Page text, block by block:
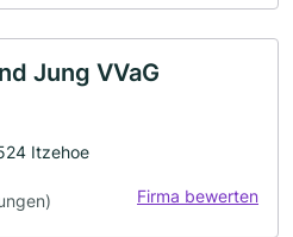
Jung VVaG
Itzehoe
Firma bewerten